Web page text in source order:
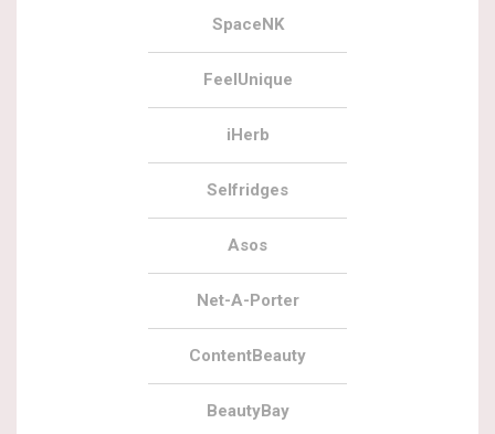
SpaceNK
FeelUnique
iHerb
Selfridges
Asos
Net-A-Porter
ContentBeauty
BeautyBay